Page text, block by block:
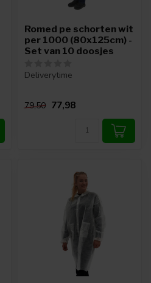
Romed pe schorten wit
per 1000 (80x125cm) -
Set van 10 doosjes
Deliverytime
79,50 77,98